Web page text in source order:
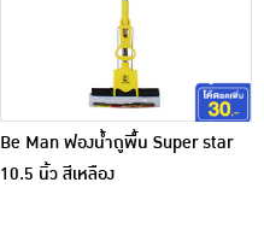
Be Man ฟองน้ำถูพื้น Super star
10.5 นิ้ว สีเหลือง